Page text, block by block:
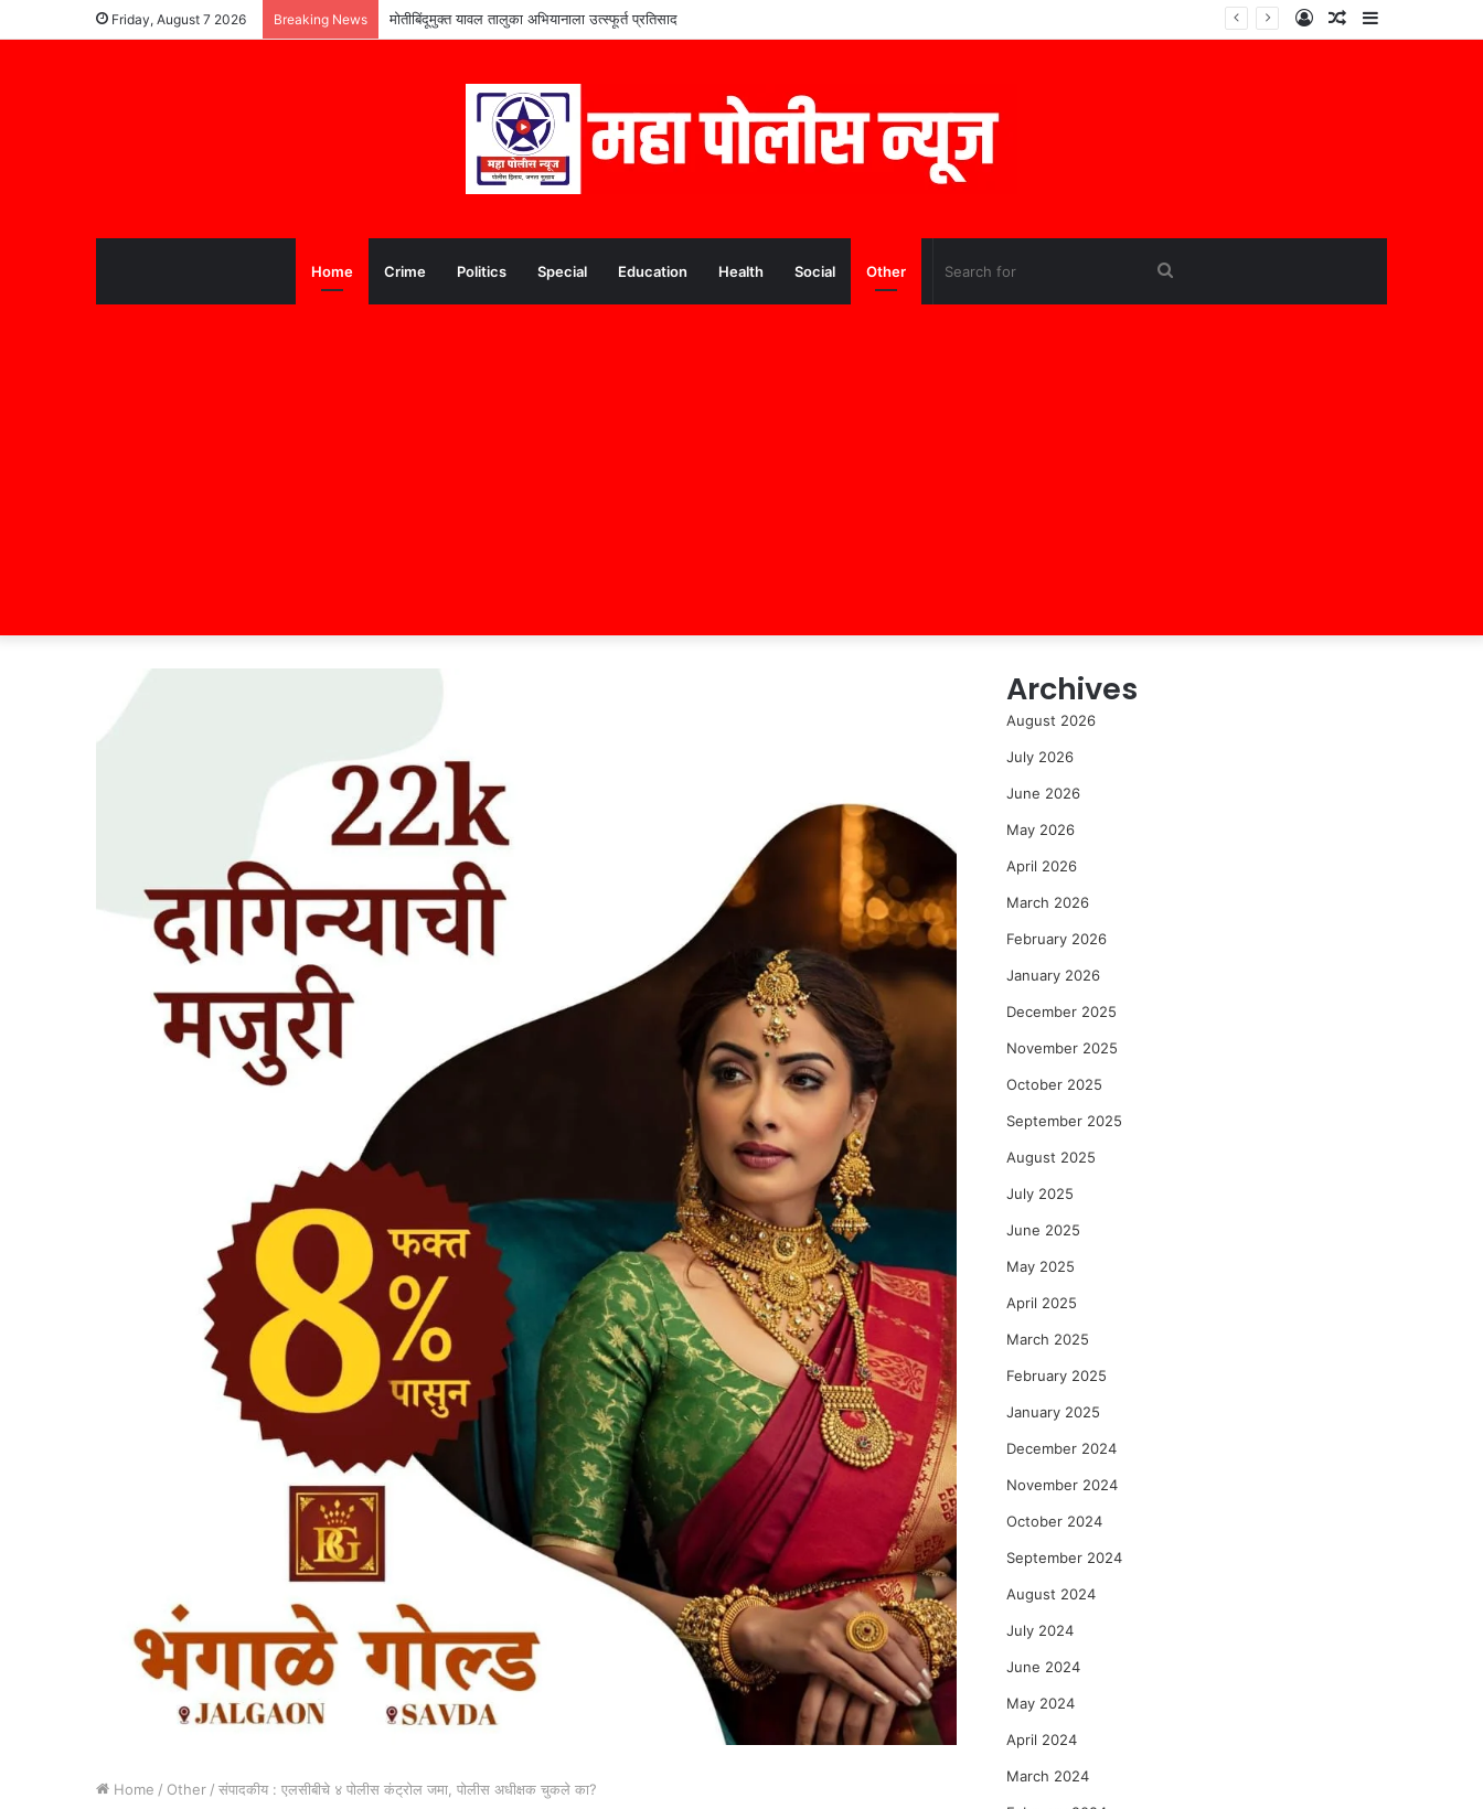
Friday, August 7 2026 Breaking News पूरग्रस्त विद्यार्थ्यांच्या शिक्षणाला आधार; ममुराबाद येथे शैक्षणिक साहित्याचे वाटप Sidebar
Random
Log
Home Crime Politics Special Education Health Social Other
Home / Other / संपादकीय : एलसीबीचे ४ पोलीस कंट्रोल जमा, पोलीस अधीक्षक चुकले का?
Archives
August 2026
July 2026
June 2026
May 2026
April 2026
March 2026
February 2026
January 2026
December 2025
November 2025
October 2025
September 2025
August 2025
July 2025
June 2025
May 2025
April 2025
March 2025
February 2025
January 2025
December 2024
November 2024
October 2024
September 2024
August 2024
July 2024
June 2024
May 2024
April 2024
March 2024